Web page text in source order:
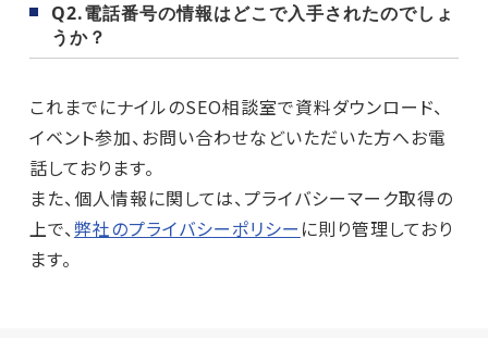
Q2.電話番号の情報はどこで入手されたのでしょ
うか？
これまでにナイルのSEO相談室で資料ダウンロード、
イベント参加、お問い合わせなどいただいた方へお電
話しております。
また、個人情報に関しては、プライバシーマーク取得の
上で、弊社のプライバシーポリシー に則り管理しており
ます。